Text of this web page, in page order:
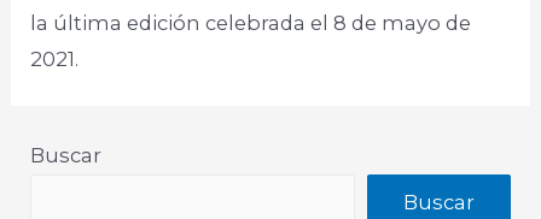
la última edición celebrada el 8 de mayo de
2021. ​
Buscar
Buscar